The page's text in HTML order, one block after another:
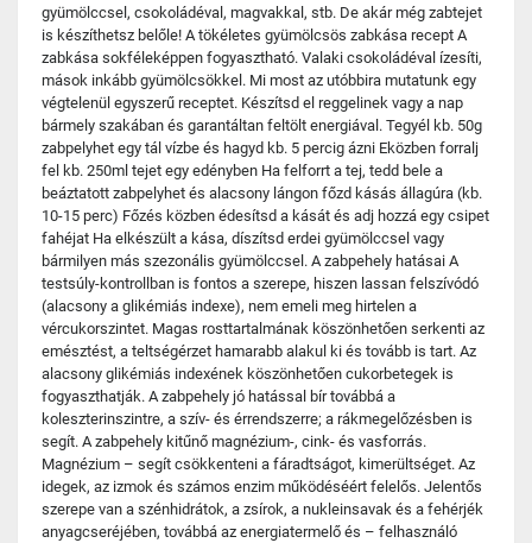
gyümölccsel, csokoládéval, magvakkal, stb. De akár még zabtejet
is készíthetsz belőle! A tökéletes gyümölcsös zabkása recept A
zabkása sokféleképpen fogyasztható. Valaki csokoládéval ízesíti,
mások inkább gyümölcsökkel. Mi most az utóbbira mutatunk egy
végtelenül egyszerű receptet. Készítsd el reggelinek vagy a nap
bármely szakában és garantáltan feltölt energiával. Tegyél kb. 50g
zabpelyhet egy tál vízbe és hagyd kb. 5 percig ázni Eközben forralj
fel kb. 250ml tejet egy edényben Ha felforrt a tej, tedd bele a
beáztatott zabpelyhet és alacsony lángon főzd kásás állagúra (kb.
10-15 perc) Főzés közben édesítsd a kását és adj hozzá egy csipet
fahéjat Ha elkészült a kása, díszítsd erdei gyümölccsel vagy
bármilyen más szezonális gyümölccsel. A zabpehely hatásai A
testsúly-kontrollban is fontos a szerepe, hiszen lassan felszívódó
(alacsony a glikémiás indexe), nem emeli meg hirtelen a
vércukorszintet. Magas rosttartalmának köszönhetően serkenti az
emésztést, a teltségérzet hamarabb alakul ki és tovább is tart. Az
alacsony glikémiás indexének köszönhetően cukorbetegek is
fogyaszthatják. A zabpehely jó hatással bír továbbá a
koleszterinszintre, a szív- és érrendszerre; a rákmegelőzésben is
segít. A zabpehely kitűnő magnézium-, cink- és vasforrás.
Magnézium – segít csökkenteni a fáradtságot, kimerültséget. Az
idegek, az izmok és számos enzim működéséért felelős. Jelentős
szerepe van a szénhidrátok, a zsírok, a nukleinsavak és a fehérjék
anyagcseréjében, továbbá az energiatermelő és – felhasználó